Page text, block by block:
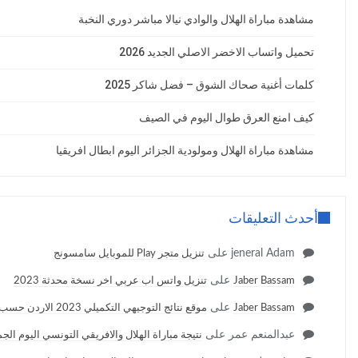
مشاهدة مباراة الهلال والوادي نيالا مباشر دوري النخبة
تحميل واتساب الاخضر الاصلي الجديد 2026
كلمات أغنية صحاك الشوق – فضل شاكر 2025
كيف امنع العرق طوال اليوم في الصيف
مشاهدة مباراة الهلال ومولودية الجزائر اليوم ابطال افريقيا
أحدث التعليقات
jeneral Adam على تنزيل متجر Play للموبايل سامسونج
Jaber Bassam على تنزيل واتس اب عربي اخر نسخة محدثة 2023
Jaber Bassam على موقع نتائج التوجيهي التكميلي 2023 الاردن حسب الاسم
عبدالمنعم عمر على نتيجة مباراة الهلال والافريقي التونسي اليوم